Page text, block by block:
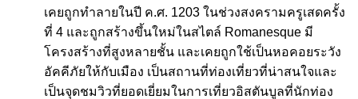
เคยถูกทำลายในปี ค.ศ. 1203 ในช่วงสงครามครูเสดครั้ง
ที่ 4 และถูกสร้างขึ้นใหม่ในสไตล์ Romanesque มี
โครงสร้างที่สูงหลายชั้น และเคยถูกใช้เป็นหอคอยระวัง
อัคคีภัยให้กับเมือง เป็นสถานที่ท่องเที่ยวที่น่าสนใจและ
เป็นจุดชมวิวที่ยอดเยี่ยมในการเที่ยวอิสตันบูลที่นักท่อง